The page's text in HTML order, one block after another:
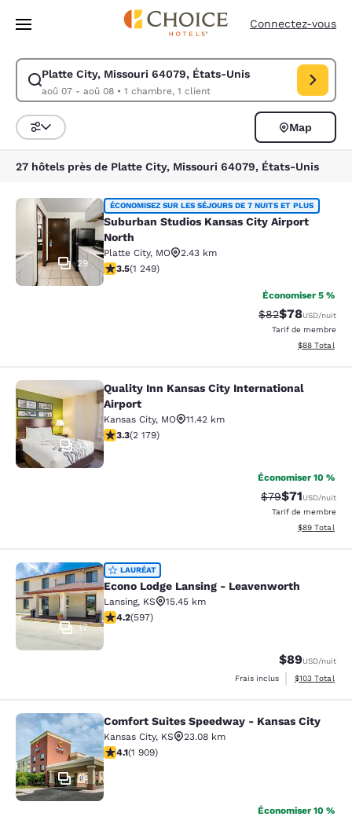
Passer à Contenu Principal
Connectez-vous
Platte City, Missouri 64079, États-Unis
aoû 07 - aoû 08• 1 chambre, 1 client
Modifiez la recherche pour Platte City, Missouri 64079, États-Unis.
Trier et filtrer
Map
27 hôtels près de Platte City, Missouri 64079, États-Unis
Suburban Studios Kansas City
29
ÉCONOMISEZ SUR LES SÉJOURS DE 7 NUITS ET PLUS
Suburban Studios Kansas City Airport
North
Platte City, MO
2.43 km
3.49 étoiles. Bien. 1249 commentaires
3.5(1 249)
Économiser 5 %
Tarif barré :
$82Tarif réduit :
$78USD/nuit
Tarif de membre
Afficher les
$88 Total
Quality Inn Kansas City
13
Quality Inn Kansas City International
Airport
Kansas City, MO
11.42 km
3.34 étoiles. Bien. 2179 commentaires
3.3(2 179)
Économiser 10 %
Tarif barré :
$79Tarif réduit :
$71USD/nuit
Tarif de membre
Afficher les
$89 Total
Econo Lodge Lansing - Leavenworth
17
LAURÉAT
Econo Lodge Lansing - Leavenworth
Lansing, KS
15.45 km
4.17 étoiles. Très bon. 597 commentaires
4.2(597)
$89USD/nuit
Frais inclus
Afficher les
$103 Total
Comfort Suites Speedway - Kansas
34
Comfort Suites Speedway - Kansas City
Kansas City, KS
23.08 km
4.11 étoiles. Très bon. 1909 commentaires
4.1(1 909)
Économiser 10 %